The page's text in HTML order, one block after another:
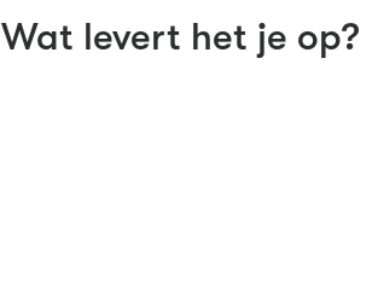
Wat levert het je op?